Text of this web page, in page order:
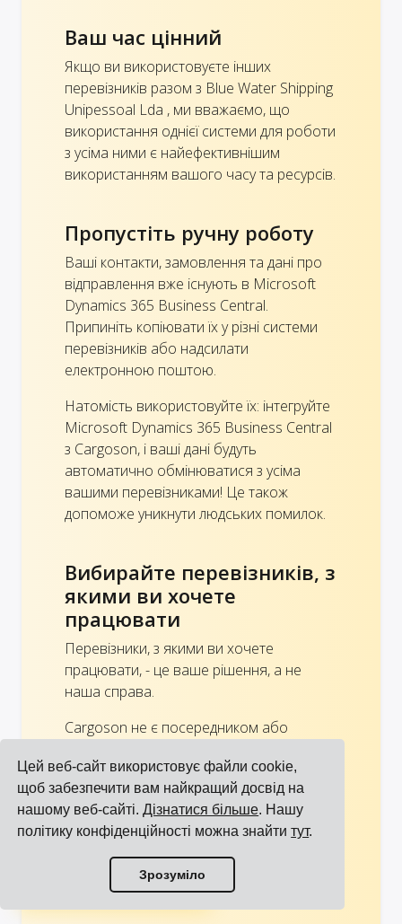
Цей веб-сайт використовує файли cookie,
щоб забезпечити вам найкращий досвід на
нашому веб-сайті.Дізнатися більше. Нашу
політику конфіденційності можна знайтитут.
Зрозуміло
Ваш час цінний
Якщо ви використовуєте інших
перевізників разом з Blue Water Shipping
Unipessoal Lda , ми вважаємо, що
використання однієї системи для роботи
з усіма ними є найефективнішим
використанням вашого часу та ресурсів.
Пропустіть ручну роботу
Ваші контакти, замовлення та дані про
відправлення вже існують в Microsoft
Dynamics 365 Business Central.
Припиніть копіювати їх у різні системи
перевізників або надсилати
електронною поштою.
Натомість використовуйте їх: інтегруйте
Microsoft Dynamics 365 Business Central
з Cargoson, і ваші дані будуть
автоматично обмінюватися з усіма
вашими перевізниками! Це також
допоможе уникнути людських помилок.
Вибирайте перевізників, з
якими ви хочете
працювати
Перевізники, з якими ви хочете
працювати, - це ваше рішення, а не
наша справа.
Cargoson не є посередником або
забезпеченням для управління
транспортом
Нашабаза даних перевізниківє
відсутніх перевізників, просто
зв'язавшись зпідтримкою Cargoson.
Переглянути всі інтеграції
Переглянути всіх перевізників